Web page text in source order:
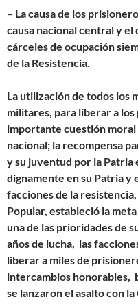
– La causa de los
causa nacional central y
cárceles de ocupación
de la Resistencia
La utilización de todos los
militares, para liberar a
importante cuestión
nacional; la recompensa
y su juventud por la
dignamente en su Patria y
facciones de la
Popular, estableció la
una de las prioridades de
años de lucha, las
liberar a miles de
intercambios honorables,
se lanzaron el asalto con